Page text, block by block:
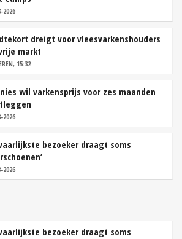
2026
dreigt voor vleesvarkenshouders
markt
15:32
wil varkensprijs voor zes maanden
2026
bezoeker draagt soms
2026
bezoeker draagt soms